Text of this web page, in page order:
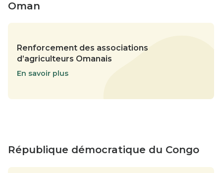
Oman
Renforcement des associations
d’agriculteurs Omanais
En savoir plus
République démocratique du Congo